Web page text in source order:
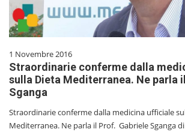
1 Novembre 2016
Straordinarie conferme dalla
sulla Dieta Mediterranea. Ne parla
Sganga
Straordinarie conferme dalla medicina ufficiale
Mediterranea. Ne parla il Prof. Gabriele Sganga